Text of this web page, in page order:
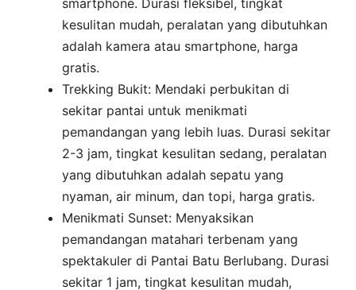
smartphone. Durasi fleksibel, tingkat
kesulitan mudah, peralatan yang dibutuhkan
adalah kamera atau smartphone, harga
gratis.
Trekking Bukit: Mendaki perbukitan di
sekitar pantai untuk menikmati
pemandangan yang lebih luas. Durasi sekitar
2-3 jam, tingkat kesulitan sedang, peralatan
yang dibutuhkan adalah sepatu yang
nyaman, air minum, dan topi, harga gratis.
Menikmati Sunset: Menyaksikan
pemandangan matahari terbenam yang
spektakuler di Pantai Batu Berlubang. Durasi
sekitar 1 jam, tingkat kesulitan mudah,